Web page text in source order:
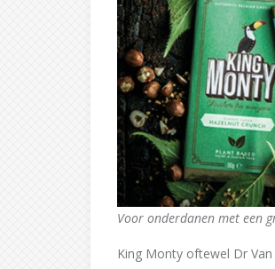
Voor onderdanen met een
King Monty oftewel Dr